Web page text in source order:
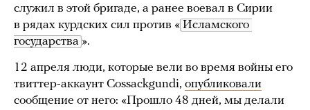
служил в этой бригаде, а ранее воевал в Сирии
в рядах курдских сил против « Исламского
государства ».
12 апреля люди, которые вели во время войны его
твиттер-аккаунт Cossackgundi, опубликовали
сообщение от него: «Прошло 48 дней, мы делали